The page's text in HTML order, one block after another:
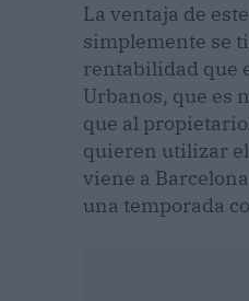
La ventaja de
simplemente se
rentabilidad que
Urbanos, que es
que al
quieren utilizar el
viene a
una temporada